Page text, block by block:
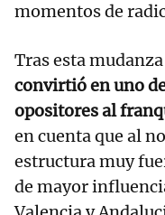
momentos de
Tras esta
convirtió en uno
opositores al
en cuenta que al
estructura muy
de mayor